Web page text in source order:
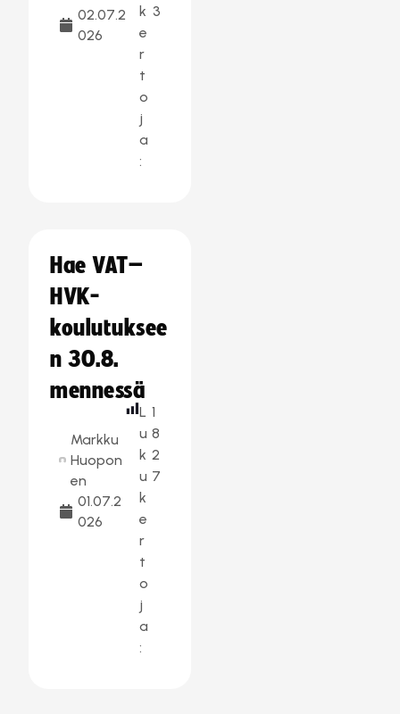
02.07.2
026
k
e
r
t
o
j
a
:
3
Hae VAT–
HVK-
koulutuksee
n 30.8.
mennessä
Markku
Huopon
en
01.07.2
026
L
u
k
u
k
e
r
t
o
j
a
:
1
8
2
7